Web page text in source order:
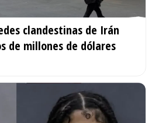
clandestinas de Irán
de millones de dólares